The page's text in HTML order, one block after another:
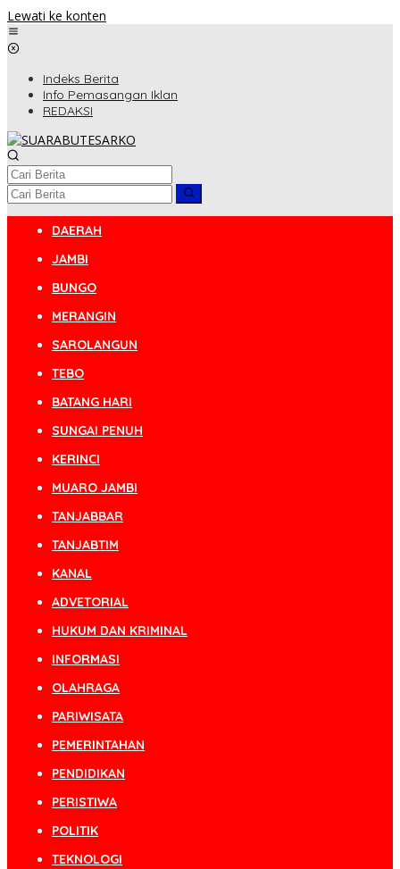
Lewati ke konten
Indeks Berita
Info Pemasangan Iklan
REDAKSI
DAERAH
JAMBI
BUNGO
MERANGIN
SAROLANGUN
TEBO
BATANG HARI
SUNGAI PENUH
KERINCI
MUARO JAMBI
TANJABBAR
TANJABTIM
KANAL
ADVETORIAL
HUKUM DAN KRIMINAL
INFORMASI
OLAHRAGA
PARIWISATA
PEMERINTAHAN
PENDIDIKAN
PERISTIWA
POLITIK
TEKNOLOGI